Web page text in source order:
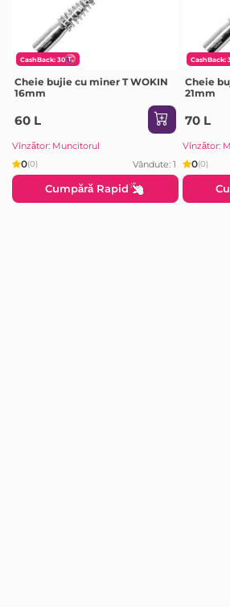
CashBack: 30
Cheie bujie cu miner T WOKIN
16mm
60 L
Vînzător: Muncitorul
0(0) Vândute: 1
Cumpără Rapid
CashBack:
Cheie
21mm
70 L
Vînzător:
0(0)